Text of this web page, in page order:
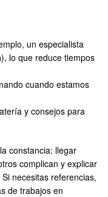
un especialista
), lo que reduce tiempos
cuando estamos
y consejos para
constancia: llegar
complican y explicar
necesitas referencias,
de trabajos en